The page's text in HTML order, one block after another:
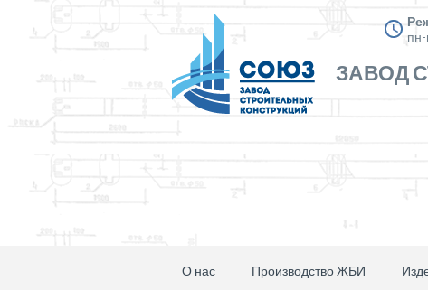
пн-
ЗАВОД
О нас Производство ЖБИ